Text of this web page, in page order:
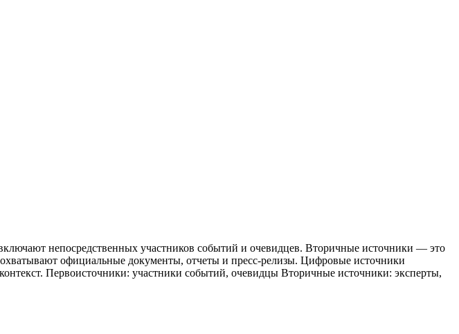
непосредственных участников событий и очевидцев. Вторичные источники — это
официальные документы, отчеты и пресс-релизы. Цифровые источники
Первоисточники: участники событий, очевидцы Вторичные источники: эксперты,